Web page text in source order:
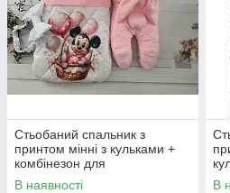
Стьобаний спальник з
принтом мінні з кульками +
комбінезон для
новонароджених, рожевий
В наявності В